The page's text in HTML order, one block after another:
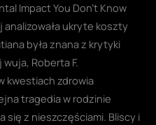
Impact You Don’t Know
analizowała ukryte koszty
była znana z krytyki
Roberta F.
kwestiach zdrowia
tragedia w rodzinie
się z nieszczęściami. Bliscy i